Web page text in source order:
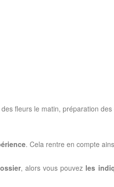
fleurs le matin, préparation
. Cela rentre en compte
, alors vous pouvez les